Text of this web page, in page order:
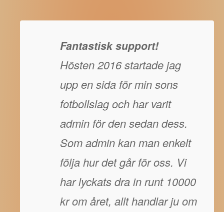
Fantastisk support!
Hösten 2016 startade jag
upp en sida för min sons
fotbollslag och har varit
admin för den sedan dess.
Som admin kan man enkelt
följa hur det går för oss. Vi
har lyckats dra in runt 10000
kr om året, allt handlar ju om